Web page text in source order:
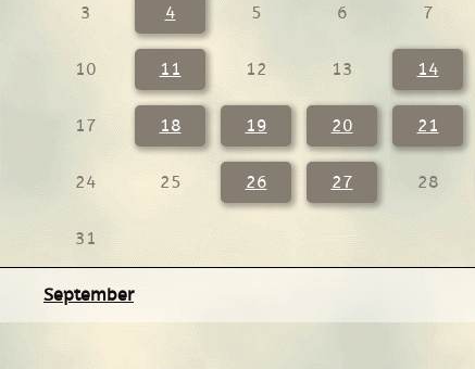
3 4 5 6 7
10 11 12 13 14
17 18 19 20 21
24 25 26 27 28
31
September